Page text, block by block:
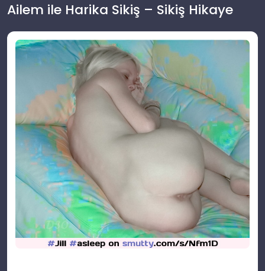
Ailem ile Harika Sikiş – Sikiş Hikaye